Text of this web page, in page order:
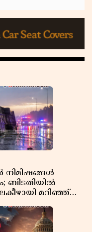
നിമിഷങ്ങൾ
ബിടതിയിൽ
മറിഞ്ഞ്